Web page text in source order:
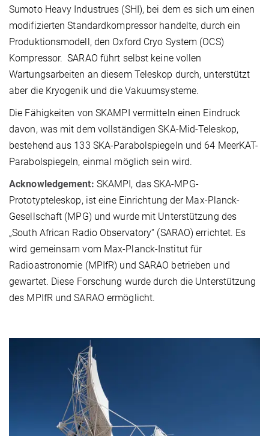
Sumoto Heavy Industrues (SHI), bei dem es sich um einen
modifizierten Standardkompressor handelte, durch ein
Produktionsmodell, den Oxford Cryo System (OCS)
Kompressor. SARAO führt selbst keine vollen
Wartungsarbeiten an diesem Teleskop durch, unterstützt
aber die Kryogenik und die Vakuumsysteme.
Die Fähigkeiten von SKAMPI vermitteln einen Eindruck
davon, was mit dem vollständigen SKA-Mid-Teleskop,
bestehend aus 133 SKA-Parabolspiegeln und 64 MeerKAT-
Parabolspiegeln, einmal möglich sein wird.
Acknowledgement: SKAMPI, das SKA-MPG-
Prototypteleskop, ist eine Einrichtung der Max-Planck-
Gesellschaft (MPG) und wurde mit Unterstützung des
„South African Radio Observatory“ (SARAO) errichtet. Es
wird gemeinsam vom Max-Planck-Institut für
Radioastronomie (MPIfR) und SARAO betrieben und
gewartet. Diese Forschung wurde durch die Unterstützung
des MPIfR und SARAO ermöglicht.